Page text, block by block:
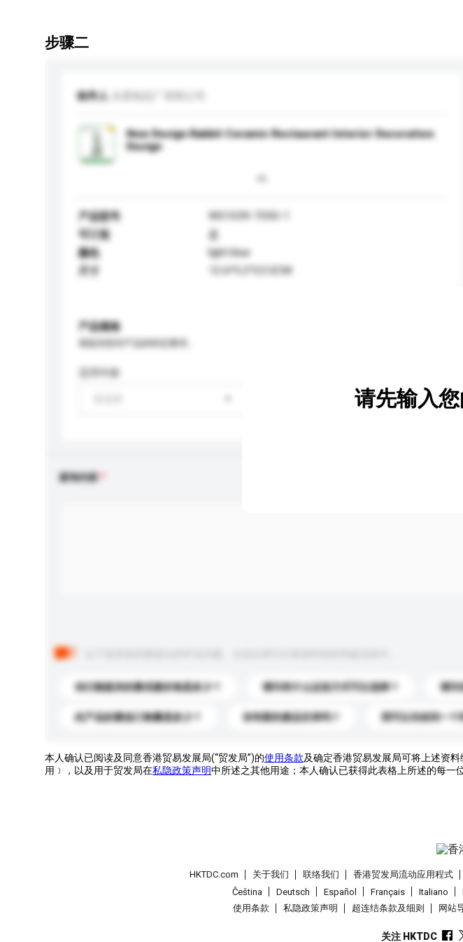
步骤二
收件人
New Design Rabbit Ceramic Restaurant Interior Decoration
Design
产品型号
WS1039-7050-1
可订造
是
颜色
light blue
12.6*5.2*23.5CM
产品规格
适用年龄
新增/删除选项
查询内容
你们能提供的最优惠价格是多少？ 请问有什么运送方式可以选择？ 请问
此产品的最低订购量是多少？ 你有新的產品目录吗？ 我可以先收到一个
请先输入您
本人确认已阅读及同意香港贸易发展局(“贸发局”)的使用条款及确定香港贸易发展局可将上述资
用﹞，以及用于贸发局在私隐政策声明中所述之其他用途；本人确认已获得此表格上所述的每一
HKTDC.com 关于我们 联络我们 香港贸发局流动应用程式
Čeština
Deutsch Español Français Italiano
使用条款
私隐政策声明 超连结条款及细则 网站
关注 HKTDC